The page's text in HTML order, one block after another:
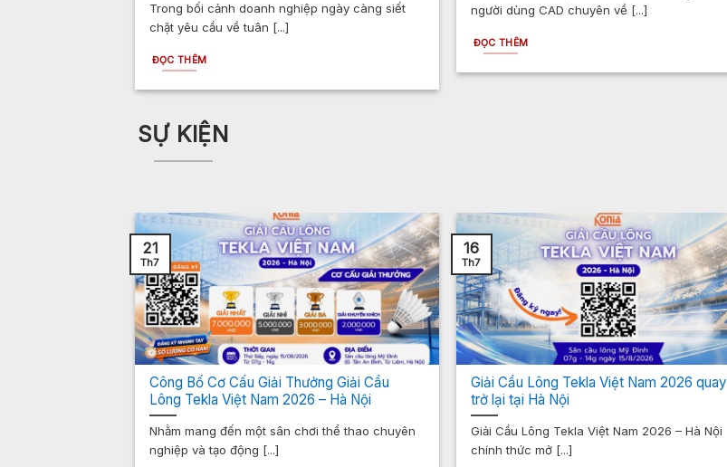
Trong bối cảnh doanh nghiệp ngày càng siết
chặt yêu cầu về tuân [...]
ĐỌC THÊM
người dùng CAD chuyên về [...]
ĐỌC THÊM
SỰ KIỆN
Công Bố Cơ Cấu Giải Thưởng Giải Cầu
Lông Tekla Việt Nam 2026 – Hà Nội
Nhằm mang đến một sân chơi thể thao chuyên
nghiệp và tạo động [...]
21
Th7
Giải Cầu Lông Tekla Việt Nam 2026 quay
trở lại tại Hà Nội
Giải Cầu Lông Tekla Việt Nam 2026 – Hà Nội
chính thức mở [...]
16
Th7